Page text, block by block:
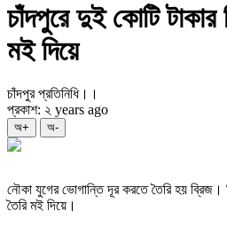
চাঁদপুরে দুই কোটি টাকার
মই দিয়ে
চাঁদপুর প্রতিনিধি।।
প্রকাশ: ২ years ago
অ+ অ-
নৌকা যুগের ভোগান্তি দূর করতে তৈরি হয় ব্রিজ।
তৈরি মই দিয়ে।